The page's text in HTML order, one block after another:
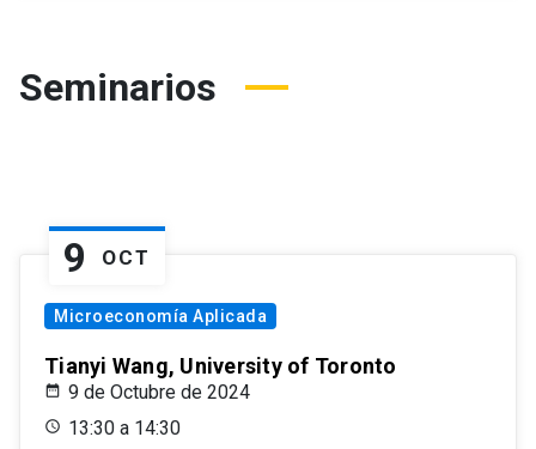
Seminarios
9 OCT
Microeconomía Aplicada
Tianyi Wang, University of Toronto
9 de Octubre de 2024
13:30 a 14:30